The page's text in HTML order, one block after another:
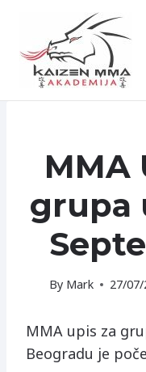
content
MMA
grupa
By Mark 27/07/
MMA upis za
Beogradu je